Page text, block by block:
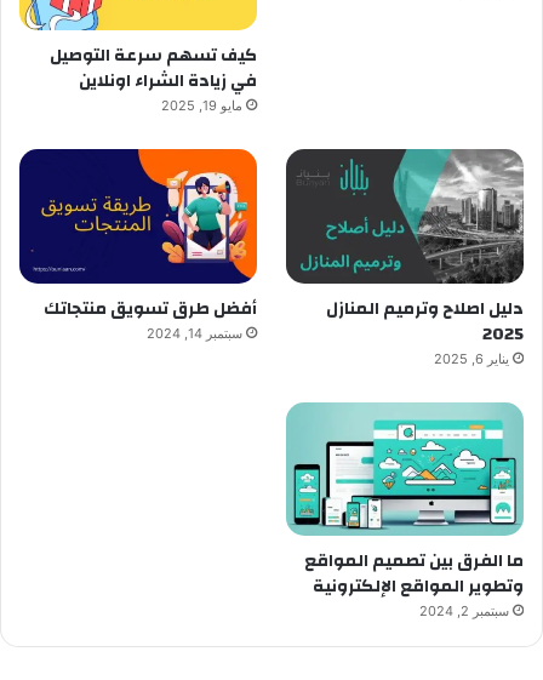
كيف تسهم سرعة التوصيل
في زيادة الشراء اونلاين
مايو 19, 2025
دليل اصلاح وترميم المنازل
2025
يناير 6, 2025
أفضل طرق تسويق منتجاتك
سبتمبر 14, 2024
ما الفرق بين تصميم المواقع
وتطوير المواقع الإلكترونية
سبتمبر 2, 2024